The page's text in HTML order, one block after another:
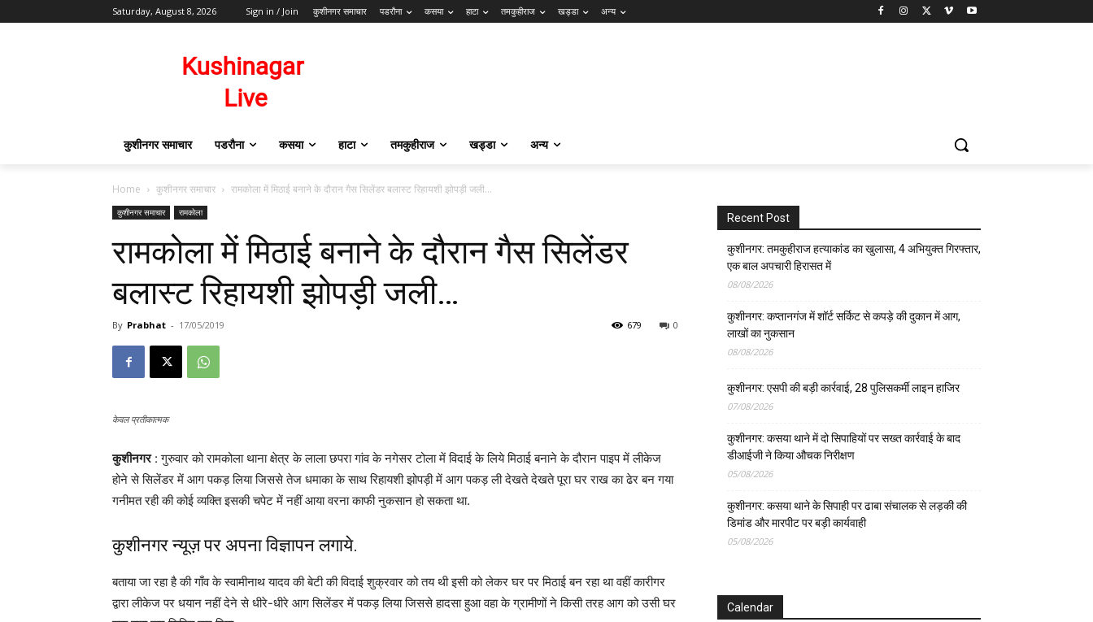
Saturday, August 8, 2026 Sign in / Join कुशीनगर समाचार पडरौना कसया हाटा तमकुहीराज खड्डा अन्य
कुशीनगर समाचार पडरौना कसया हाटा तमकुहीराज खड्डा अन्य
Home कुशीनगर समाचार रामकोला में मिठाई बनाने के दौरान गैस सिलेंडर बलास्ट रिहायशी झोपड़ी जली…
कुशीनगर समाचार रामकोला
रामकोला में मिठाई बनाने के दौरान गैस सिलेंडर
बलास्ट रिहायशी झोपड़ी जली…
By Prabhat - 17/05/2019 0
679
केवल प्रतीकात्मक
कुशीनगर: गुरुवार को रामकोला थाना क्षेत्र के लाला छपरा गांव के नगेसर टोला में विदाई के लिये मिठाई बनाने के दौरान पाइप में लीकेज
होने से सिलेंडर में आग पकड़ लिया जिससे तेज धमाका के साथ रिहायशी झोपड़ी में आग पकड़ ली देखते देखते पूरा घर राख का ढेर बन गया
गनीमत रही की कोई व्यक्ति इसकी चपेट में नहीं आया वरना काफी नुकसान हो सकता था.
कुशीनगर न्यूज़ पर अपना विज्ञापन लगाये.
बताया जा रहा है की गाँव के स्वामीनाथ यादव की बेटी की विदाई शुक्रवार को तय थी इसी को लेकर घर पर मिठाई बन रहा था वहीं कारीगर
द्वारा लीकेज पर धयान नहीं देने से धीरे-धीरे आग सिलेंडर में पकड़ लिया जिससे हादसा हुआ वहा के ग्रामीणों ने किसी तरह आग को उसी घर
Recent Post
कुशीनगर: तमकुहीराज हत्याकांड का खुलासा, 4 अभियुक्त गिरफ्तार,
एक बाल अपचारी हिरासत में
08/08/2026
कुशीनगर: कप्तानगंज में शॉर्ट सर्किट से कपड़े की दुकान में आग,
लाखों का नुकसान
08/08/2026
कुशीनगर: एसपी की बड़ी कार्रवाई, 28 पुलिसकर्मी लाइन हाजिर
07/08/2026
कुशीनगर: कसया थाने में दो सिपाहियों पर सख्त कार्रवाई के बाद
डीआईजी ने किया औचक निरीक्षण
05/08/2026
कुशीनगर: कसया थाने के सिपाही पर ढाबा संचालक से लड़की की
डिमांड और मारपीट पर बड़ी कार्यवाही
05/08/2026
Calendar